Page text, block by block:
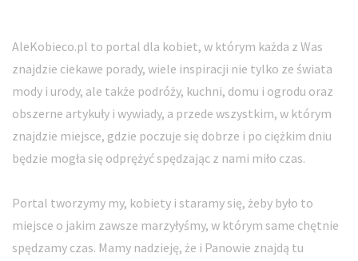
AleKobieco.pl to portal dla kobiet, w którym każda z Was
znajdzie ciekawe porady, wiele inspiracji nie tylko ze świata
mody i urody, ale także podróży, kuchni, domu i ogrodu oraz
obszerne artykuły i wywiady, a przede wszystkim, w którym
znajdzie miejsce, gdzie poczuje się dobrze i po ciężkim dniu
będzie mogła się odprężyć spędzając z nami miło czas.
Portal tworzymy my, kobiety i staramy się, żeby było to
miejsce o jakim zawsze marzyłyśmy, w którym same chętnie
spędzamy czas. Mamy nadzieję, że i Panowie znajdą tu